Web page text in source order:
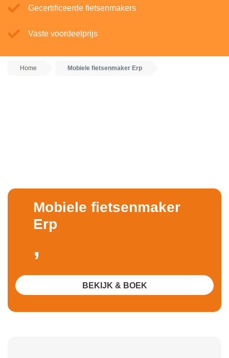
Gecertificeerde fietsenmakers
Vaste voordeelprijs
Home Mobiele fietsenmaker Erp
Mobiele fietsenmaker
Erp
,
BEKIJK & BOEK